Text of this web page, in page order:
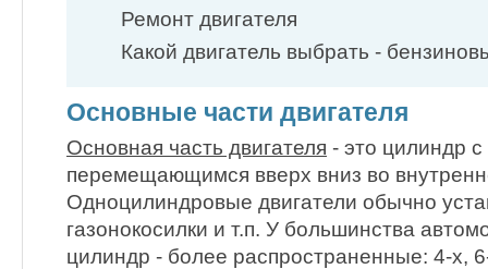
Ремонт двигателя
Какой двигатель выбрать -
Основные части двигателя
Основная часть двигателя - это цилиндр
перемещающимся вверх вниз во
Одноцилиндровые двигатели обычно
газонокосилки и т.п. У большинства
цилиндр - более распространенные: 4-х,